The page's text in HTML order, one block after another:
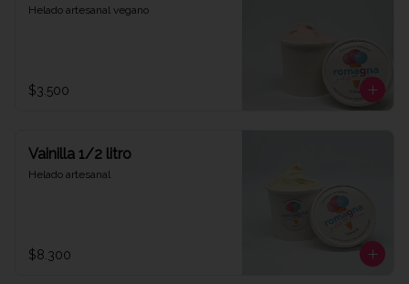
Helado artesanal vegano
$3.500
Vainilla 1/2 litro
Helado artesanal
$8.300